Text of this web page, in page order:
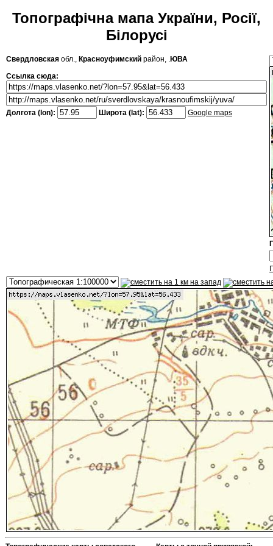
Топографічна мапа України, Росії,
Білорусі
Свердловская обл., Красноуфимский район, .ЮВА
Ссылка сюда:
Долгота (lon): Широта (lat): Google maps